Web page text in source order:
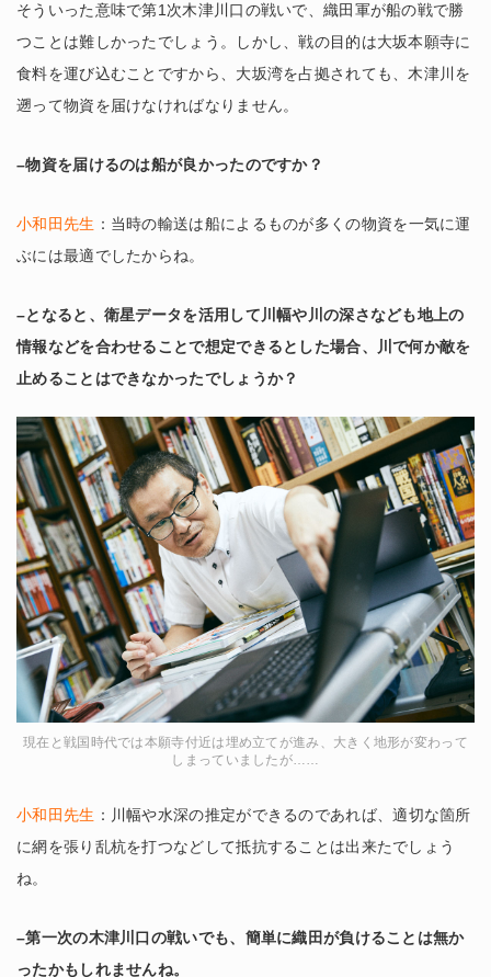
そういった意味で第1次木津川口の戦いで、織田軍が船の戦で勝
つことは難しかったでしょう。しかし、戦の目的は大坂本願寺に
食料を運び込むことですから、大坂湾を占拠されても、木津川を
遡って物資を届けなければなりません。
–物資を届けるのは船が良かったのですか？
小和田先生 ：当時の輸送は船によるものが多くの物資を一気に運
ぶには最適でしたからね。
–となると、衛星データを活用して川幅や川の深さなども地上の
情報などを合わせることで想定できるとした場合、川で何か敵を
止めることはできなかったでしょうか？
現在と戦国時代では本願寺付近は埋め立てが進み、大きく地形が変わって
しまっていましたが……
小和田先生 ：川幅や水深の推定ができるのであれば、適切な箇所
に網を張り乱杭を打つなどして抵抗することは出来たでしょう
ね。
–第一次の木津川口の戦いでも、簡単に織田が負けることは無か
ったかもしれませんね。